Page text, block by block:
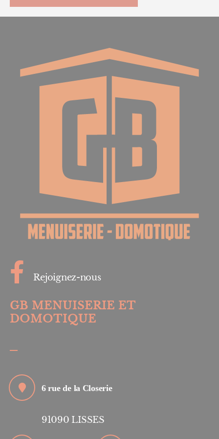
Rejoignez-nous
GB MENUISERIE ET
DOMOTIQUE
6 rue de la Closerie
91090 LISSES